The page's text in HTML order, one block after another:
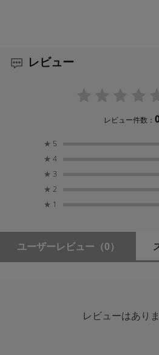
レビュー
レビュー件数：
★ 5
★ 4
★ 3
★ 2
★ 1
ユーザーレビュー （0）
レビューはありま